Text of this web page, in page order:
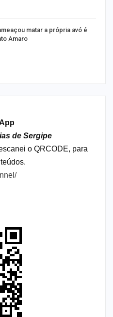
matar a própria avó é
Amaro
de Sergipe
o QRCODE, para